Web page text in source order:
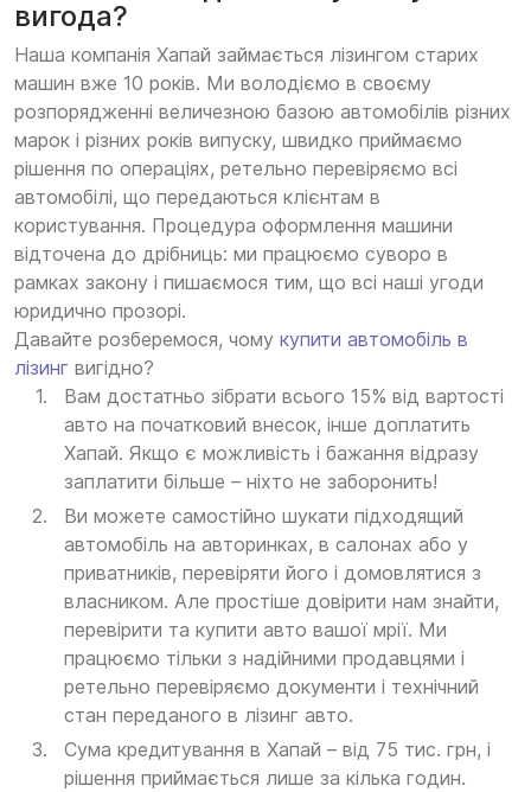
вигода?
Наша компанія Хапай займається лізингом старих
машин вже 10 років. Ми володіємо в своєму
розпорядженні величезною базою автомобілів різних
марок і різних років випуску, швидко приймаємо
рішення по операціях, ретельно перевіряємо всі
автомобілі, що передаються клієнтам в
користування. Процедура оформлення машини
відточена до дрібниць: ми працюємо суворо в
рамках закону і пишаємося тим, що всі наші угоди
юридично прозорі.
Давайте розберемося, чому купити автомобіль в
лізинг вигідно?
Вам достатньо зібрати всього 15% від вартості
авто на початковий внесок, інше доплатить
Хапай. Якщо є можливість і бажання відразу
заплатити більше – ніхто не заборонить!
Ви можете самостійно шукати підходящий
автомобіль на авторинках, в салонах або у
приватників, перевіряти його і домовлятися з
власником. Але простіше довірити нам знайти,
перевірити та купити авто вашої мрії. Ми
працюємо тільки з надійними продавцями і
ретельно перевіряємо документи і технічний
стан переданого в лізинг авто.
Сума кредитування в Хапай – від 75 тис. грн, і
рішення приймається лише за кілька годин.